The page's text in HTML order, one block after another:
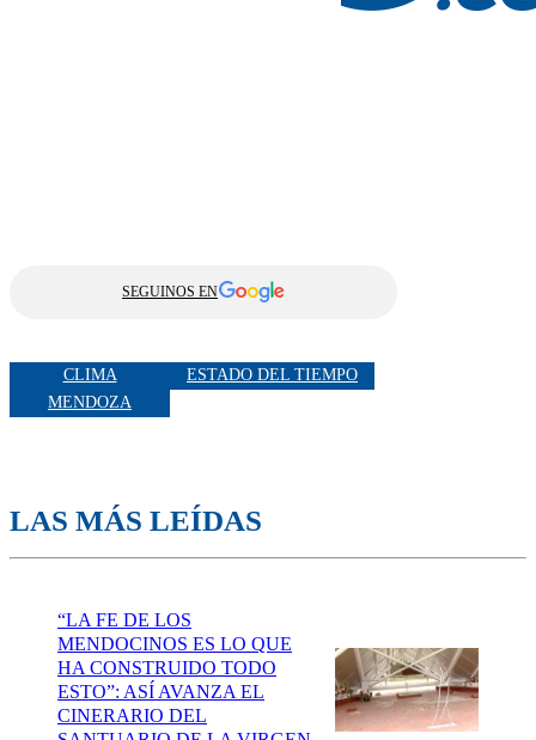
SEGUINOS EN
CLIMA
ESTADO DEL TIEMPO
MENDOZA
LAS MÁS LEÍDAS
“LA FE DE LOS
MENDOCINOS ES LO QUE
HA CONSTRUIDO TODO
ESTO”: ASÍ AVANZA EL
CINERARIO DEL